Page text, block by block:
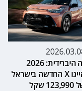
עם הנעה היברידית: 2026
טויוטה אייגו X החדשה בישראל
שקל